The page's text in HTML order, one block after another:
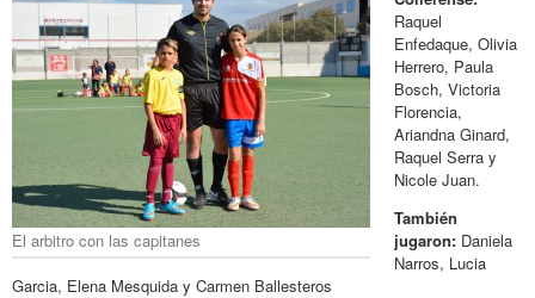
El arbitro con las capitanes
Raquel
Enfedaque, Olivia
Herrero, Paula
Bosch, Victoria
Florencia,
Ariandna Ginard,
Raquel Serra y
Nicole Juan.
También
jugaron: Daniela
Narros, Lucia
Garcia, Elena Mesquida y Carmen Ballesteros